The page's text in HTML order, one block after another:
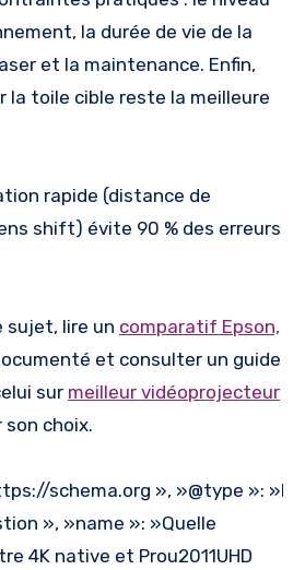
la durée de vie de la
et la maintenance. Enfin,
la toile cible reste la meilleure
rapide (distance de
shift) évite 90 % des erreurs
sujet, lire un comparatif Epson,
et consulter un guide
sur meilleur vidéoprojecteur
son choix.
schema.org », »@type »:
», »name »: »Quelle
4K native et Prou2011UHD